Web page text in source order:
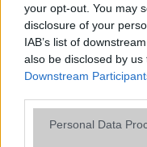
your opt-out. You may
disclosure of your
IAB’s list of
also be disclosed by
Downstream
Please note that this
Personal Data
Iránytũ
Extrák
EGYÉB
Vibra jelzés